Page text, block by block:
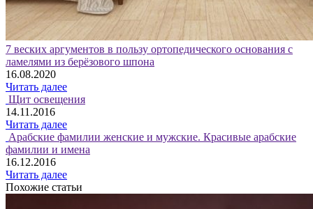
7 веских аргументов в пользу ортопедического основания с
ламелями из берёзового шпона
16.08.2020
Читать далее
Щит освещения
14.11.2016
Читать далее
Арабские фамилии женские и мужские. Красивые арабские
фамилии и имена
16.12.2016
Читать далее
Похожие статьи